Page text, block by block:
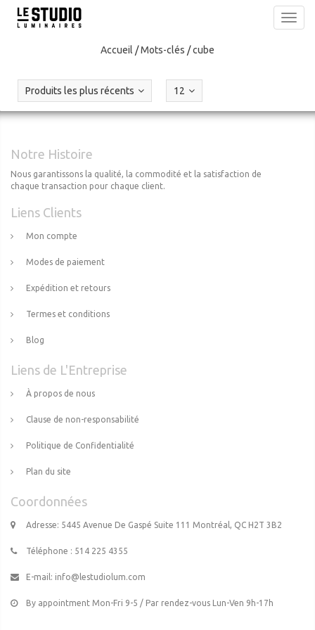
Accueil /Mots-clés /cube
Produits les plus récents 12
Notre Histoire
Nous garantissons la qualité, la commodité et la satisfaction de
chaque transaction pour chaque client.
Liens Clients
Mon compte
Modes de paiement
Expédition et retours
Termes et conditions
Blog
Liens de L'Entreprise
À propos de nous
Clause de non-responsabilité
Politique de Confidentialité
Plan du site
Coordonnées
Adresse: 5445 Avenue De Gaspé Suite 111 Montréal, QC H2T 3B2
Téléphone : 514 225 4355
E-mail: info@lestudiolum.com
By appointment Mon-Fri 9-5 / Par rendez-vous Lun-Ven 9h-17h